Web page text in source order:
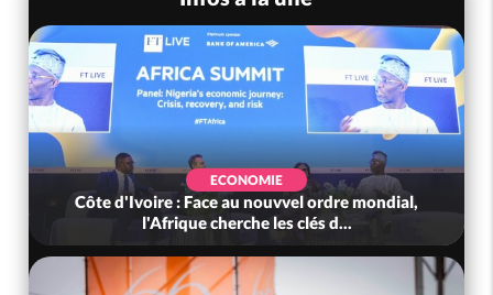
ECONOMIE
Côte d'Ivoire : Face au nouvvel ordre mondial,
l'Afrique cherche les clés d...